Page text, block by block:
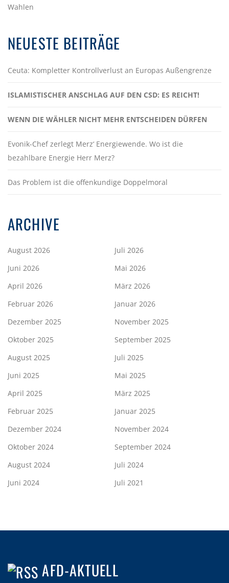
Wahlen
NEUESTE BEITRÄGE
Ceuta: Kompletter Kontrollverlust an Europas Außengrenze
ISLAMISTISCHER ANSCHLAG AUF DEN CSD: ES REICHT!
WENN DIE WÄHLER NICHT MEHR ENTSCHEIDEN DÜRFEN
Evonik-Chef zerlegt Merz‘ Energiewende. Wo ist die
bezahlbare Energie Herr Merz?
Das Problem ist die offenkundige Doppelmoral
ARCHIVE
August 2026
Juli 2026
Juni 2026
Mai 2026
April 2026
März 2026
Februar 2026
Januar 2026
Dezember 2025
November 2025
Oktober 2025
September 2025
August 2025
Juli 2025
Juni 2025
Mai 2025
April 2025
März 2025
Februar 2025
Januar 2025
Dezember 2024
November 2024
Oktober 2024
September 2024
August 2024
Juli 2024
Juni 2024
Juli 2021
AFD-AKTUELL